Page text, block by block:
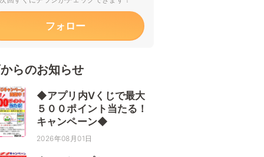
フォロー
らのお知らせ
◆アプリ内Vくじで最大
５００ポイント当たる！
キャンペーン◆
2026年08月01日